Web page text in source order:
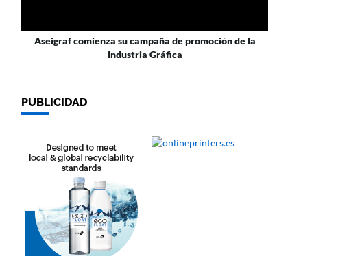
Aseigraf comienza su campaña de promoción de la
Industria Gráfica
PUBLICIDAD